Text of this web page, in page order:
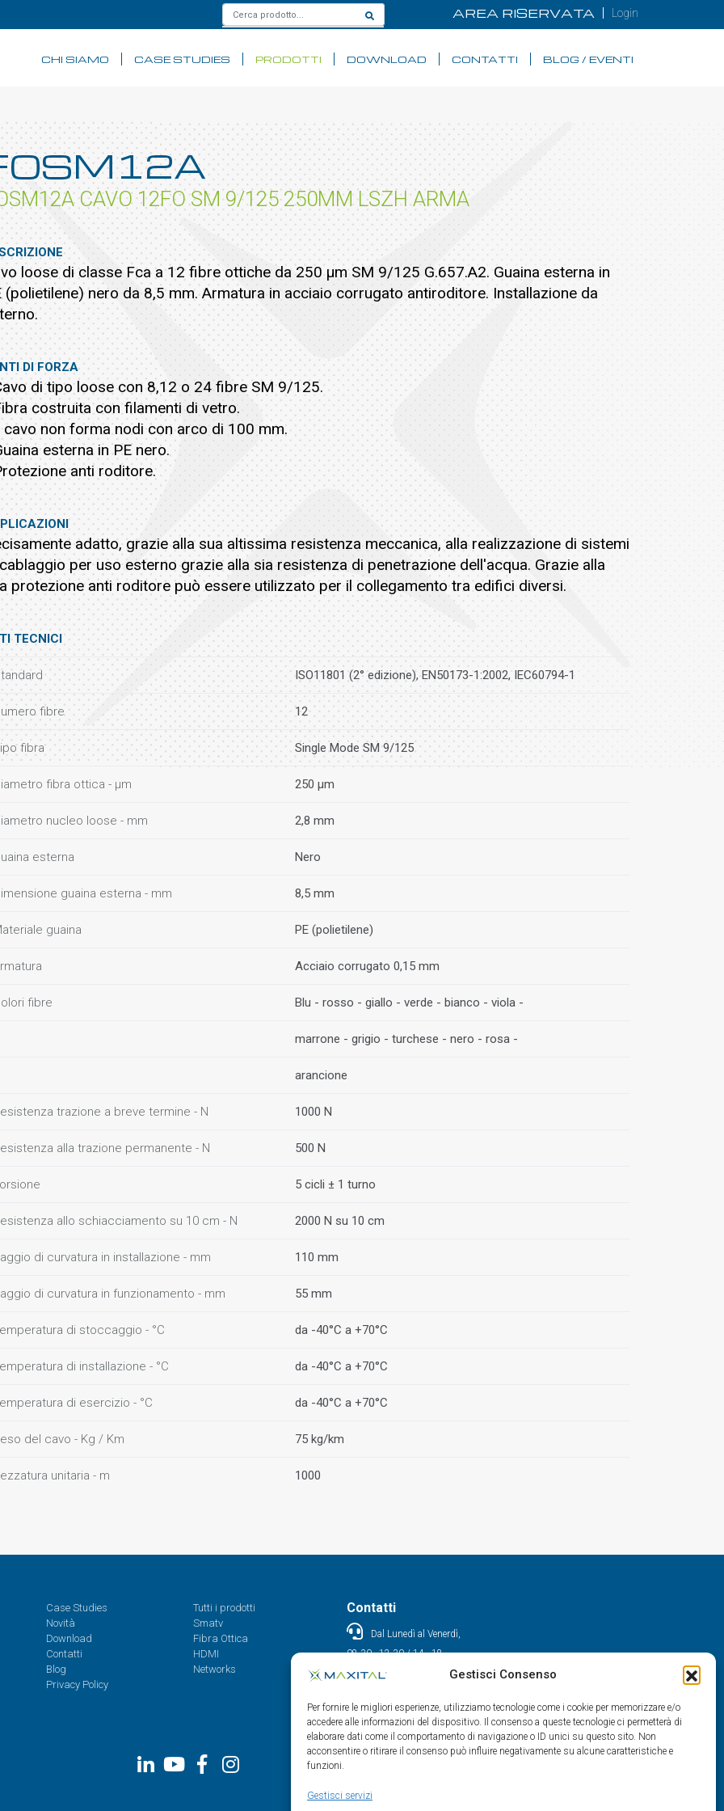
Gestisci Consenso
Per fornire le migliori esperienze, utilizziamo tecnologie come i cookie per memorizzare e/o
accedere alle informazioni del dispositivo. Il consenso a queste tecnologie ci permetterà di
elaborare dati come il comportamento di navigazione o ID unici su questo sito. Non
acconsentire o ritirare il consenso può influire negativamente su alcune caratteristiche e
funzioni.
Gestisci servizi
AREA RISERVATA Login
CHI SIAMO CASE STUDIES PRODOTTI DOWNLOAD CONTATTI BLOG / EVENTI
CAVO 12FO SM 9/125 250ΜM LSZH ARMA
loose di classe Fca a 12 fibre ottiche da 250 µm SM 9/125 G.657.A2. Guaina esterna in
(polietilene) nero da 8,5 mm. Armatura in acciaio corrugato antiroditore. Installazione da
DI FORZA
di tipo loose con 8,12 o 24 fibre SM 9/125.
costruita con filamenti di vetro.
cavo non forma nodi con arco di 100 mm.
esterna in PE nero.
anti roditore.
adatto, grazie alla sua altissima resistenza meccanica, alla realizzazione di sistemi
per uso esterno grazie alla sia resistenza di penetrazione dell'acqua. Grazie alla
protezione anti roditore può essere utilizzato per il collegamento tra edifici diversi.
TECNICI
ISO11801 (2° edizione), EN50173-1:2002, IEC60794-1
fibre 12
fibra Single Mode SM 9/125
fibra ottica - µm 250 µm
nucleo loose - mm 2,8 mm
esterna Nero
guaina esterna - mm 8,5 mm
guaina PE (polietilene)
Acciaio corrugato 0,15 mm
fibre Blu - rosso - giallo - verde - bianco - viola -
marrone - grigio - turchese - nero - rosa -
arancione
trazione a breve termine - N 1000 N
alla trazione permanente - N 500 N
5 cicli ± 1 turno
allo schiacciamento su 10 cm - N 2000 N su 10 cm
di curvatura in installazione - mm 110 mm
di curvatura in funzionamento - mm 55 mm
di stoccaggio - °C da -40°C a +70°C
di installazione - °C da -40°C a +70°C
di esercizio - °C da -40°C a +70°C
del cavo - Kg / Km 75 kg/km
unitaria - m 1000
Case Studies
Novità
Download
Contatti
Blog
Privacy Policy
Tutti i prodotti
Smatv
Fibra Ottica
HDMI
Networks
Contatti
Dal Lunedì al Venerdì,
08.30 - 12.30 / 14 - 18
0522/909701
info@maxital.it